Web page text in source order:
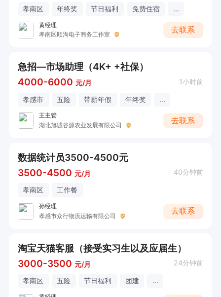
孝南区 年终奖 节日福利 免费住宿 ...
黄经理
孝南区顺淘电子商务工作室
去联系
急招—市场助理（4K+ +社保）
4000-6000 元/月 1小时前
孝感市 五险 带薪年假 年终奖 ...
王主管
湖北旭诚谷源农业发展有限公司
去联系
数据统计员3500-4500元
3500-4500 元/月 40分钟前
孝南区 工作餐
孙经理
孝感市众行物流运输有限公司
去联系
淘宝天猫客服（接受实习生以及应届生）
3000-3500 元/月 24分钟前
孝南区 五险 节日福利 团建 ...